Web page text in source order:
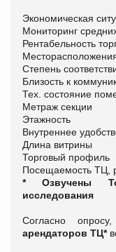
Экономическая
Мониторинг
Рентабельность
Степень
Близость к
Тех. состояние
Метраж секции
Этажность
Внутреннее
Длина витрины
Торговый профиль
Посещаемость ТЦ,
* Озвучены
исследования
Согласно
арендаторов ТЦ*